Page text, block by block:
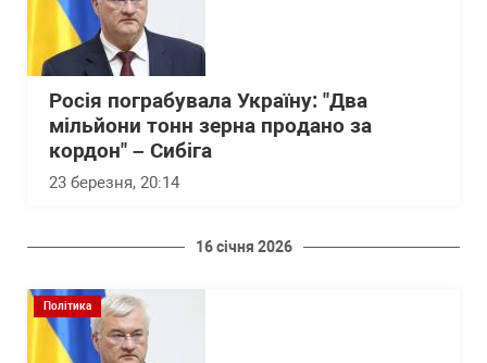
Росія пограбувала Україну: "Два
мільйони тонн зерна продано за
кордон" – Сибіга
23 березня, 20:14
16 січня 2026
Політика